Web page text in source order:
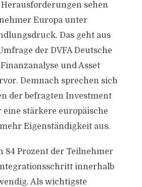
sehen
Europa unter
Das geht aus
der DVFA Deutsche
und Asset
Demnach sprechen sich
der befragten Investment
eine stärkere europäische
Eigenständigkeit aus.
84 Prozent der Teilnehmer
innerhalb
Als wichtigste